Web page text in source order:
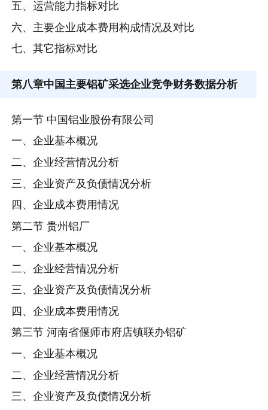
五、运营能力指标对比
六、主要企业成本费用构成情况及对比
七、其它指标对比
第八章中国主要铝矿采选企业竞争财务数据分析
第一节 中国铝业股份有限公司
一、企业基本概况
二、企业经营情况分析
三、企业资产及负债情况分析
四、企业成本费用情况
第二节 贵州铝厂
一、企业基本概况
二、企业经营情况分析
三、企业资产及负债情况分析
四、企业成本费用情况
第三节 河南省偃师市府店镇联办铝矿
一、企业基本概况
二、企业经营情况分析
三、企业资产及负债情况分析